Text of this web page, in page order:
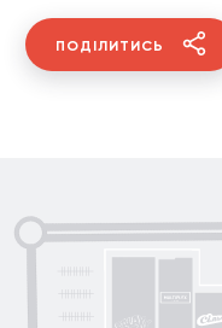
ПОДІЛИТИСЬ